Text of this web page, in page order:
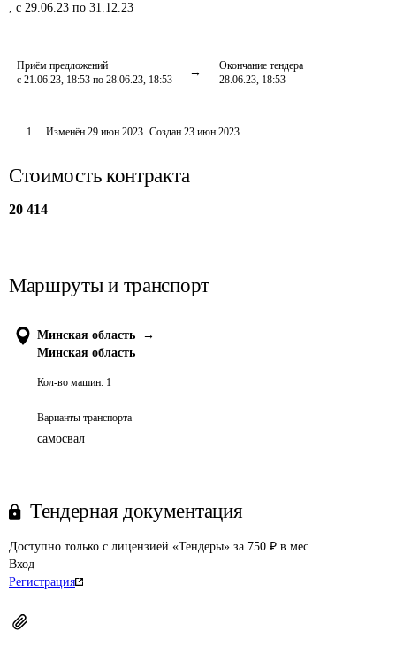
, с 29.06.23 по 31.12.23
Приём предложений
с 21.06.23, 18:53 по 28.06.23, 18:53
Окончание тендера
28.06.23, 18:53
1 Изменён 29 июн 2023. Создан 23 июн 2023
Стоимость контракта
20 414
Маршруты и транспорт
Минская область
→
Минская область
Кол-во машин: 1
Варианты транспорта
самосвал
Тендерная документация
Доступно только с лицензией «Тендеры» за 750 ₽ в мес
Вход
Регистрация